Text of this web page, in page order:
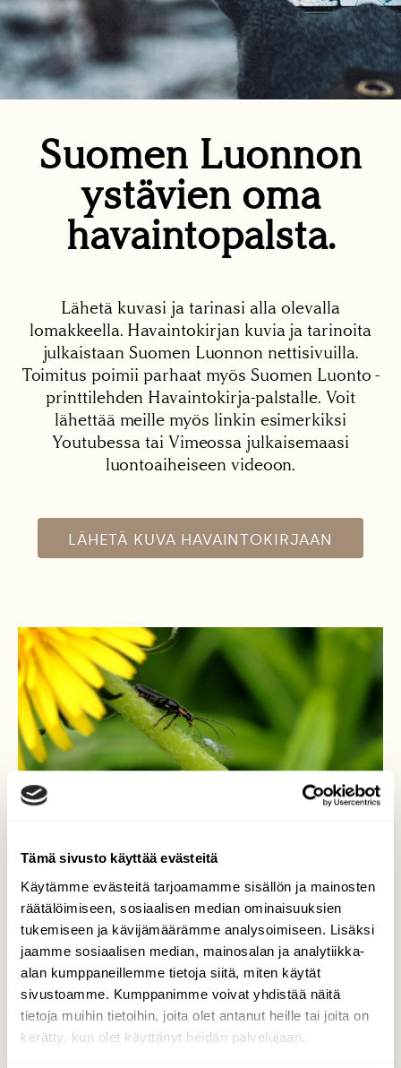
Tämä sivusto käyttää evästeitä
Käytämme evästeitä tarjoamamme sisällön ja mainosten
räätälöimiseen, sosiaalisen median ominaisuuksien
tukemiseen ja kävijämäärämme analysoimiseen. Lisäksi
jaamme sosiaalisen median, mainosalan ja analytiikka-
alan kumppaneillemme tietoja siitä, miten käytät
sivustoamme. Kumppanimme voivat yhdistää näitä
tietoja muihin tietoihin, joita olet antanut heille tai joita on
kerätty, kun olet käyttänyt heidän palvelujaan.
Suomen Luonnon
ystävien oma
havaintopalsta.
Lähetä kuvasi ja tarinasi alla olevalla
lomakkeella. Havaintokirjan kuvia ja tarinoita
julkaistaan Suomen Luonnon nettisivuilla.
Toimitus poimii parhaat myös Suomen Luonto -
printtilehden Havaintokirja-palstalle. Voit
lähettää meille myös linkin esimerkiksi
Youtubessa tai Vimeossa julkaisemaasi
luontoaiheiseen videoon.
LÄHETÄ KUVA HAVAINTOKIRJAAN
polkualuontoon-
kesä on ötököiden aikaa.
Valokuvaaja: Arja Valtonen, Pesäkallion ls.alue
Lahti 31.5.2025